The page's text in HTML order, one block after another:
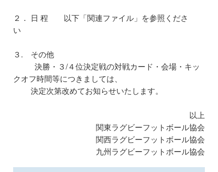
２． 日 程 以下「関連ファイル」を参照くださ
い
３. その他
決勝・３/４位決定戦の対戦カード・会場・キッ
クオフ時間等につきましては、
決定次第改めてお知らせいたします。
以上
関東ラグビーフットボール協会
関西ラグビーフットボール協会
九州ラグビーフットボール協会